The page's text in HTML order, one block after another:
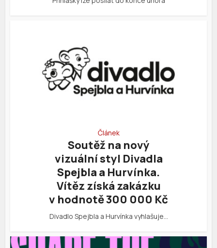
Článek
Soutěž na nový
vizuální styl Divadla
Spejbla a Hurvínka.
Vítěz získá zakázku
v hodnotě 300 000 Kč
Divadlo Spejbla a Hurvínka vyhlašuje…